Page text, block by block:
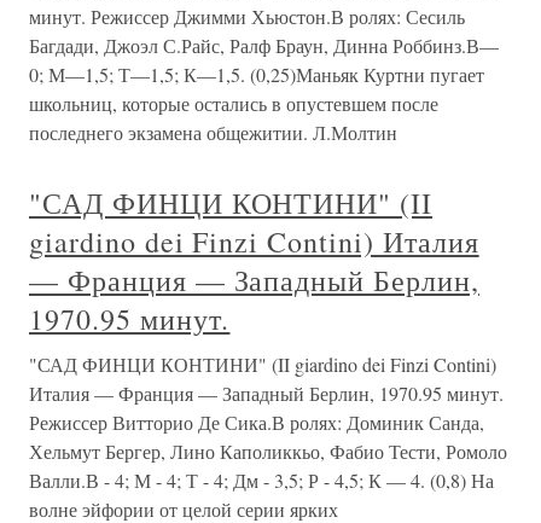
минут. Режиссер Джимми Хьюстон.В ролях: Сесиль
Багдади, Джоэл С.Райс, Ралф Браун, Динна Роббинз.В—
0; М—1,5; Т—1,5; К—1,5. (0,25)Маньяк Куртни пугает
школьниц, которые остались в опустевшем после
последнего экзамена общежитии. Л.Молтин
"САД ФИНЦИ КОНТИНИ" (II
giardino dei Finzi Contini) Италия
— Франция — Западный Берлин,
1970.95 минут.
"САД ФИНЦИ КОНТИНИ" (II giardino dei Finzi Contini)
Италия — Франция — Западный Берлин, 1970.95 минут.
Режиссер Витторио Де Сика.В ролях: Доминик Санда,
Хельмут Бергер, Лино Каполиккьо, Фабио Тести, Ромоло
Валли.В - 4; М - 4; Т - 4; Дм - 3,5; Р - 4,5; К — 4. (0,8) На
волне эйфории от целой серии ярких